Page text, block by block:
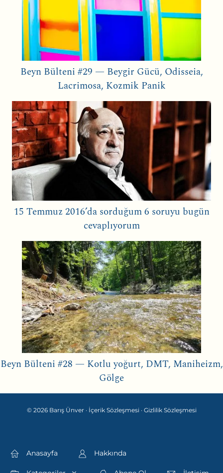
Beyn Bülteni #29 — Beygir Gücü, Odisseia,
Lacrimosa, Kozmik Panik
15 Temmuz 2016’da sorduğum 6 soruyu bugün
cevaplıyorum
Beyn Bülteni #28 — Kotlu yoğurt, DMT, Maniheizm,
Gölge
© 2026 Barış Ünver · İçerik Sözleşmesi · Gizlilik Sözleşmesi
Anasayfa Hakkında